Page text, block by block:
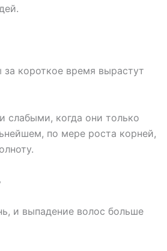
короткое время вырастут
слабыми, когда они только
по мере роста корней,
и выпадение волос больше